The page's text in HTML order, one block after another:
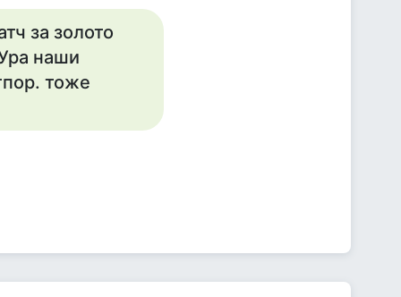
за золото
наши
тоже